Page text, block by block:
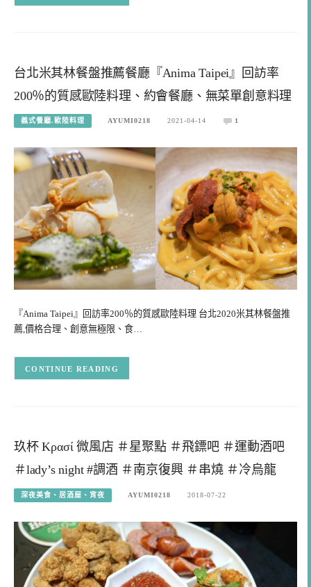
台北米其林餐盤推薦餐廳『Anima Taipei』回訪率
200％的質感歐陸料理、約會餐廳、無菜單創意料理
義式餐廳.歐陸料理 AYUMI0218 2021-04-14 1
『Anima Taipei』回訪率200％的質感歐陸料理 台北2020米其林餐盤推
薦,價格合理、創意無極限、食…
CONTINUE READING
玖杯 Κρασί 微風店 ＃星聚點 ＃飛鏢吧 ＃運動酒吧
＃lady’s night #調酒 ＃南京復興 ＃串燒 ＃冷烏龍
深夜美食、居酒屋、宵夜 AYUMI0218 2018-07-22